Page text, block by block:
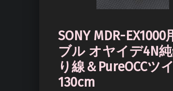
SONY MDR-EX1000
ブル オヤイデ4N
り線＆PureOCCツ
130cm